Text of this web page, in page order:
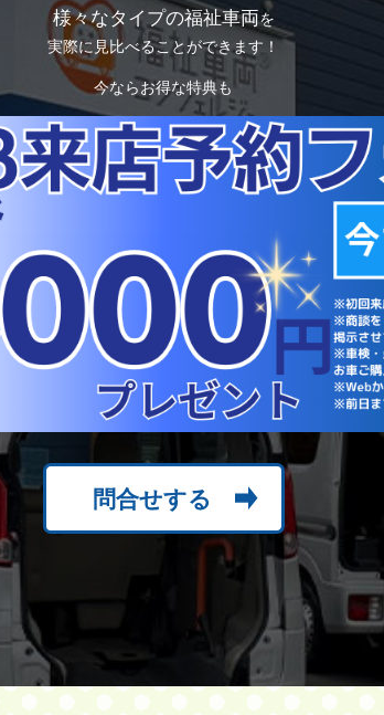
様々なタイプの福祉車両を
実際に見比べることができます！
今ならお得な特典も
問合せする